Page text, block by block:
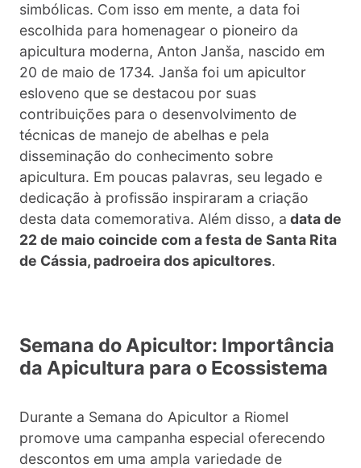
simbólicas. Com isso em mente, a data foi
escolhida para homenagear o pioneiro da
apicultura moderna, Anton Janša, nascido em
20 de maio de 1734. Janša foi um apicultor
esloveno que se destacou por suas
contribuições para o desenvolvimento de
técnicas de manejo de abelhas e pela
disseminação do conhecimento sobre
apicultura. Em poucas palavras, seu legado e
dedicação à profissão inspiraram a criação
desta data comemorativa. Além disso, a data de
22 de maio coincide com a festa de Santa Rita
de Cássia, padroeira dos apicultores.
Semana do Apicultor: Importância
da Apicultura para o Ecossistema
Durante a Semana do Apicultor a Riomel
promove uma campanha especial oferecendo
descontos em uma ampla variedade de